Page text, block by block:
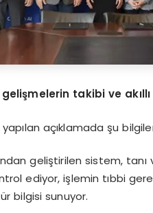
takibi ve
açıklamada şu
geliştirilen sistem,
ediyor, işlemin tıbbi
bilgisi sunuyor.